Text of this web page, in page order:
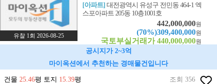
유찰 1회 2026-08-25
[아파트]대전광역시 유성구 전민동 464-1 엑
스포아파트 205동 10층1001호
442,000,000원
(70%)309,400,000원
국토부실거래가 440,000,000원
공시지가 2~3억
마이옥션에서 추천하는 경매물건입니다
건물 25.46평 토지 15.39평 조회 356